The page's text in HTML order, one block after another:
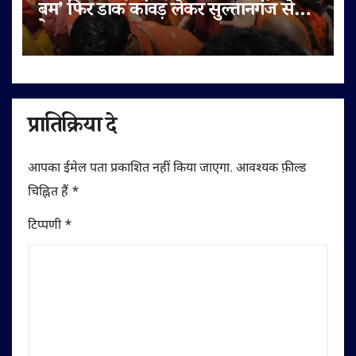
बम’ फिर डाक कांवड़ लेकर सुल्तानगंज से
देवघर रवाना
प्रातिक्रिया दे
आपका ईमेल पता प्रकाशित नहीं किया जाएगा. आवश्यक फ़ील्ड
चिह्नित हैं *
टिप्पणी*